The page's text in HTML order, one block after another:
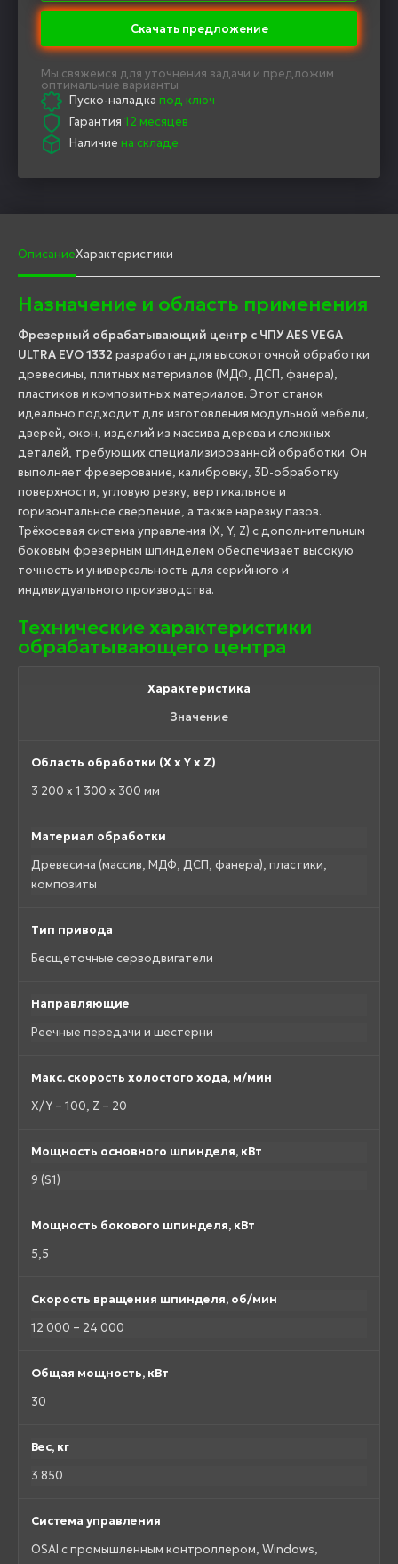
Скачать предложение
Мы свяжемся для уточнения задачи и предложим
оптимальные варианты
Пуско-наладка под ключ
Гарантия 12 месяцев
Наличие на складе
ОписаниеХарактеристики
Назначение и область применения
Фрезерный обрабатывающий центр с ЧПУ AES VEGA
ULTRA EVO 1332 разработан для высокоточной обработки
древесины, плитных материалов (МДФ, ДСП, фанера),
пластиков и композитных материалов. Этот станок
идеально подходит для изготовления модульной мебели,
дверей, окон, изделий из массива дерева и сложных
деталей, требующих специализированной обработки. Он
выполняет фрезерование, калибровку, 3D-обработку
поверхности, угловую резку, вертикальное и
горизонтальное сверление, а также нарезку пазов.
Трёхосевая система управления (X, Y, Z) с дополнительным
боковым фрезерным шпинделем обеспечивает высокую
точность и универсальность для серийного и
индивидуального производства.
Технические характеристики
обрабатывающего центра
Характеристика
Значение
Область обработки (X x Y x Z)
3 200 x 1 300 x 300 мм
Материал обработки
Древесина (массив, МДФ, ДСП, фанера), пластики,
композиты
Тип привода
Бесщеточные серводвигатели
Направляющие
Реечные передачи и шестерни
Макс. скорость холостого хода, м/мин
X/Y – 100, Z – 20
Мощность основного шпинделя, кВт
9 (S1)
Мощность бокового шпинделя, кВт
5,5
Скорость вращения шпинделя, об/мин
12 000 – 24 000
Общая мощность, кВт
30
Вес, кг
3 850
Система управления
OSAI с промышленным контроллером, Windows,